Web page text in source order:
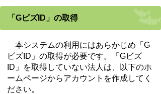
「GビズID」の取得
本システムの利用にはあらかじめ「G
ビズID」の取得が必要です。「Gビズ
ID」を取得していない法人は、以下のホ
ームページからアカウントを作成してく
ださい。